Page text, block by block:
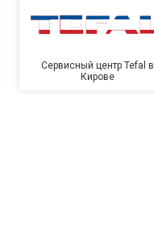
Сервисный центр Tefal в
Кирове